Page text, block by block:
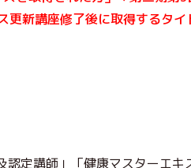
新講座修了後に取得するタ
定講師」「健康マスターエ